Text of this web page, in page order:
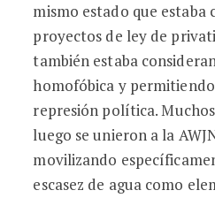
mismo estado que estaba
proyectos de ley de
también estaba
homofóbica y
represión política.
luego se unieron a la
movilizando
escasez de agua como